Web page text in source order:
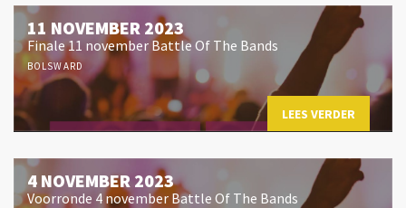
11 NOVEMBER 2023
Finale 11 november Battle Of The Bands
BOLSWARD
LEES VERDER
4 NOVEMBER 2023
Voorronde 4 november Battle Of The Bands